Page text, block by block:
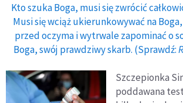
Kto szuka Boga, musi się zwrócić
Musi się wciąż ukierunkowywać na
przed oczyma i wytrwale zapominać o
Boga, swój prawdziwy skarb. (Sprawdź:
Szczepionka
poddawana